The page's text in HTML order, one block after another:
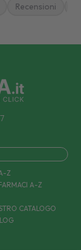
Recensioni
Z
A-Z
CATALOGO